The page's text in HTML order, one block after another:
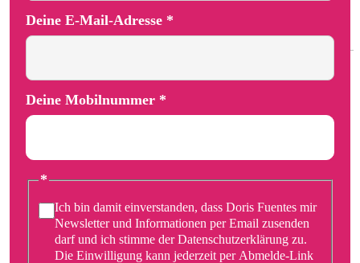
Deine E-Mail-Adresse *
Deine Mobilnummer *
Deine Vorname E-Mail-Adresse
*
Ich bin damit einverstanden, dass Doris Fuentes mir
Newsletter und Informationen per Email zusenden
darf und ich stimme der Datenschutzerklärung zu.
Die Einwilligung kann jederzeit per Abmelde-Link